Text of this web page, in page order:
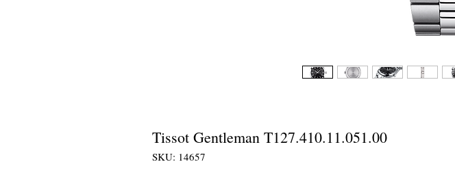
Tissot Gentleman T127.410.11.051.00
SKU: 14657